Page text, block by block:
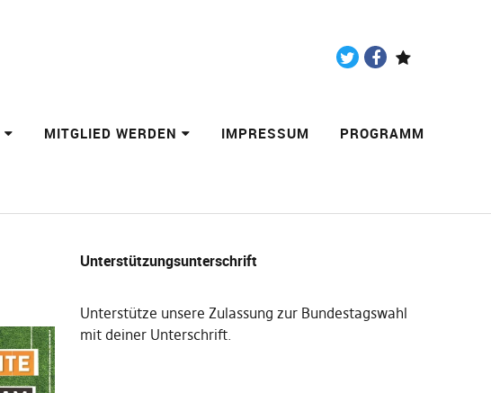
MITGLIED WERDEN IMPRESSUM PROGRAMM
Unterstützungsunterschrift
Unterstütze unsere Zulassung zur Bundestagswahl
mit deiner Unterschrift.